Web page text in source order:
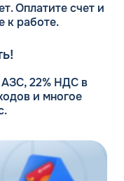
Оплатите счет и
к работе.
АЗС, 22% НДС в
и многое